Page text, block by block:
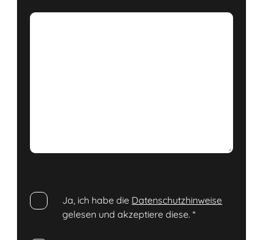
Ja, ich habe die Datenschutzhinweise
gelesen und akzeptiere diese.*